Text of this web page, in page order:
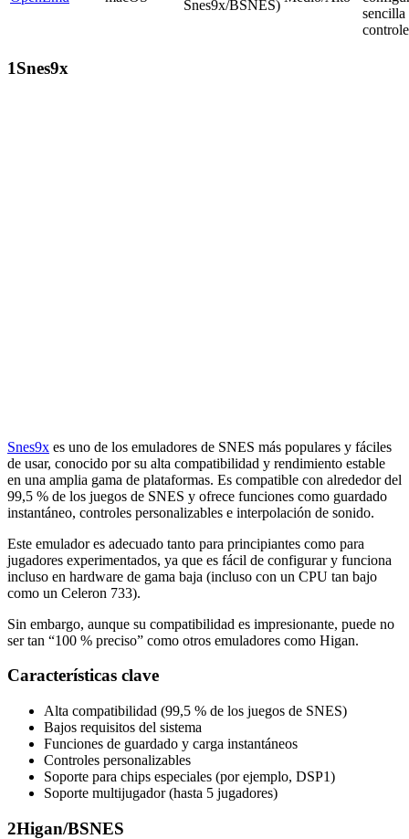
Snes9x/BSNES)
sencilla
1Snes9x
Snes9x es uno de los emuladores de SNES más populares y fáciles
de usar, conocido por su alta compatibilidad y rendimiento estable
en una amplia gama de plataformas. Es compatible con alrededor del
99,5 % de los juegos de SNES y ofrece funciones como guardado
instantáneo, controles personalizables e interpolación de sonido.
Este emulador es adecuado tanto para principiantes como para
jugadores experimentados, ya que es fácil de configurar y funciona
incluso en hardware de gama baja (incluso con un CPU tan bajo
como un Celeron 733).
Sin embargo, aunque su compatibilidad es impresionante, puede no
ser tan “100 % preciso” como otros emuladores como Higan.
Características clave
Alta compatibilidad (99,5 % de los juegos de SNES)
Bajos requisitos del sistema
Funciones de guardado y carga instantáneos
Controles personalizables
Soporte para chips especiales (por ejemplo, DSP1)
Soporte multijugador (hasta 5 jugadores)
2Higan/BSNES